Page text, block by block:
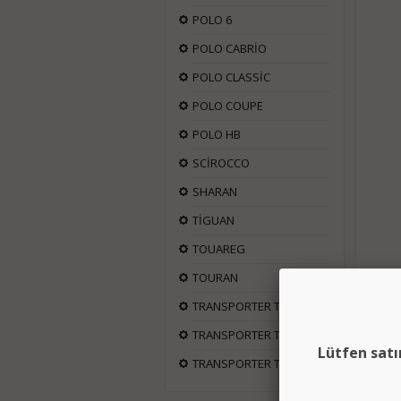
POLO 6
POLO CABRİO
POLO CLASSİC
POLO COUPE
POLO HB
SCİROCCO
SHARAN
TİGUAN
TOUAREG
TOURAN
TRANSPORTER T4
TRANSPORTER T5
TRANSPORTER T6
Lütfen